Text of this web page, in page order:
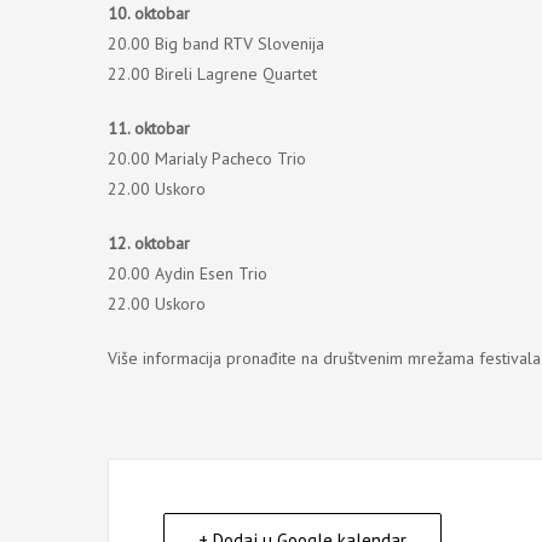
10. oktobar
20.00 Big band RTV Slovenija
22.00 Bireli Lagrene Quartet
11. oktobar
20.00 Marialy Pacheco Trio
22.00 Uskoro
12. oktobar
20.00 Aydin Esen Trio
22.00 Uskoro
Više informacija pronađite na društvenim mrežama